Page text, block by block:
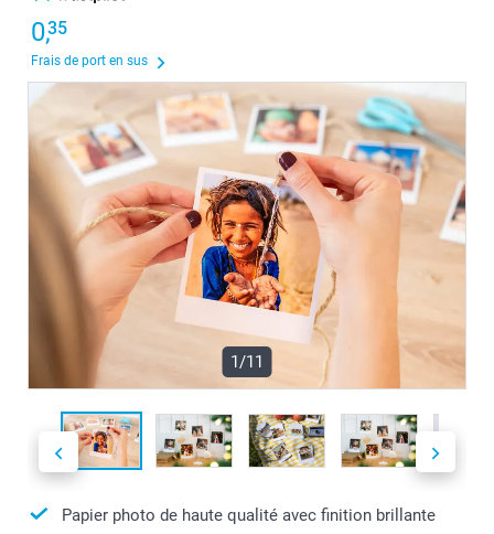
0,35
Frais de port en sus
1/11
Papier photo de haute qualité avec finition brillante